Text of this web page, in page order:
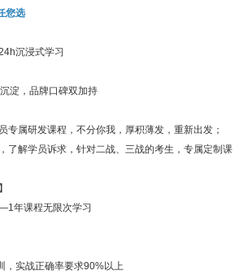
您选
沉浸式学习
，品牌口碑双加持
属研发课程，不分你我，厚积薄发，重新出发；
解学员诉求，针对二战、三战的考生，专属定制课
课程无限次学习
实战正确率要求90%以上